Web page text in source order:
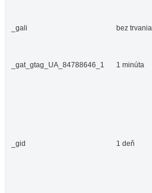
_gali bez trvania
_gat_gtag_UA_84788646_1 1 minúta
_gid 1 deň